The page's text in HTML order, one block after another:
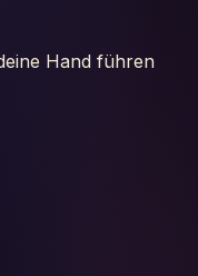
Hand führen